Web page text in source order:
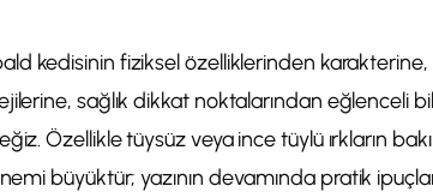
kedisinin fiziksel özelliklerinden
sağlık dikkat noktalarından eğlenceli
Özellikle tüysüz veya ince tüylü ırkların
büyüktür; yazının devamında pratik